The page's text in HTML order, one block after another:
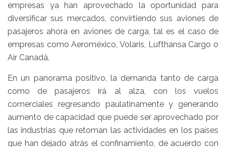
empresas ya han aprovechado la oportunidad para
diversificar sus mercados, convirtiendo sus aviones de
pasajeros ahora en aviones de carga, tal es el caso de
empresas como Aeroméxico, Volaris, Lufthansa Cargo o
Air Canadá.
En un panorama positivo, la demanda tanto de carga
como de pasajeros irá al alza, con los vuelos
comerciales regresando paulatinamente y generando
aumento de capacidad que puede ser aprovechado por
las industrias que retoman las actividades en los países
que han dejado atrás el confinamiento, de acuerdo con